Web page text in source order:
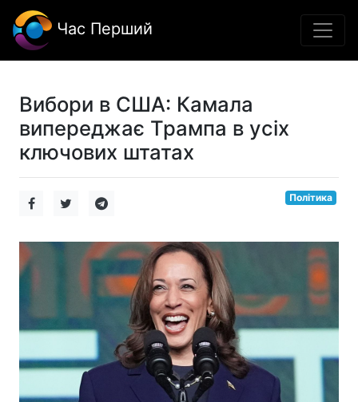
Час Перший
Вибори в США: Камала
випереджає Трампа в усіх
ключових штатах
Політика